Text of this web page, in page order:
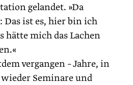
gelandet. »Da
ist es, hier bin ich
hätte mich das Lachen
vergangen – Jahre, in
Seminare und